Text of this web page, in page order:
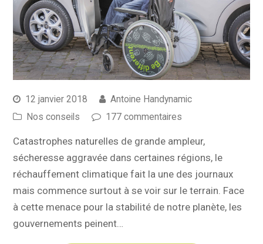
12 janvier 2018
Antoine Handynamic
Nos conseils
177 commentaires
Catastrophes naturelles de grande ampleur,
sécheresse aggravée dans certaines régions, le
réchauffement climatique fait la une des journaux
mais commence surtout à se voir sur le terrain. Face
à cette menace pour la stabilité de notre planète, les
gouvernements peinent…